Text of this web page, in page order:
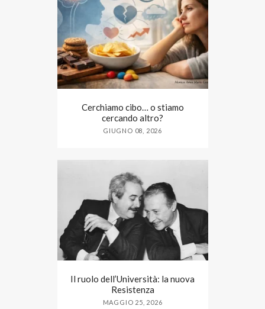
Cerchiamo cibo… o stiamo
cercando altro?
GIUGNO 08, 2026
Il ruolo dell’Università: la nuova
Resistenza
MAGGIO 25, 2026